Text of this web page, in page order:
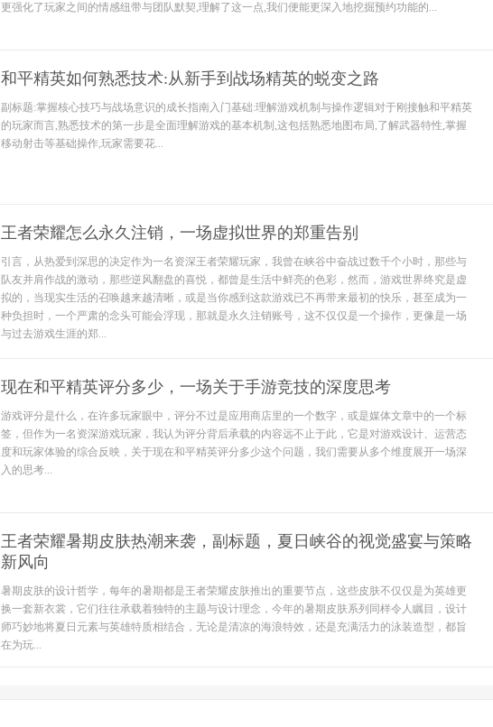
更强化了玩家之间的情感纽带与团队默契,理解了这一点,我们便能更深入地挖掘预约功能的...
和平精英如何熟悉技术:从新手到战场精英的蜕变之路
副标题:掌握核心技巧与战场意识的成长指南入门基础:理解游戏机制与操作逻辑对于刚接触和平精英
的玩家而言,熟悉技术的第一步是全面理解游戏的基本机制,这包括熟悉地图布局,了解武器特性,掌握
移动射击等基础操作,玩家需要花...
王者荣耀怎么永久注销，一场虚拟世界的郑重告别
引言，从热爱到深思的决定作为一名资深王者荣耀玩家，我曾在峡谷中奋战过数千个小时，那些与
队友并肩作战的激动，那些逆风翻盘的喜悦，都曾是生活中鲜亮的色彩，然而，游戏世界终究是虚
拟的，当现实生活的召唤越来越清晰，或是当你感到这款游戏已不再带来最初的快乐，甚至成为一
种负担时，一个严肃的念头可能会浮现，那就是永久注销账号，这不仅仅是一个操作，更像是一场
与过去游戏生涯的郑...
现在和平精英评分多少，一场关于手游竞技的深度思考
游戏评分是什么，在许多玩家眼中，评分不过是应用商店里的一个数字，或是媒体文章中的一个标
签，但作为一名资深游戏玩家，我认为评分背后承载的内容远不止于此，它是对游戏设计、运营态
度和玩家体验的综合反映，关于现在和平精英评分多少这个问题，我们需要从多个维度展开一场深
入的思考...
王者荣耀暑期皮肤热潮来袭，副标题，夏日峡谷的视觉盛宴与策略
新风向
暑期皮肤的设计哲学，每年的暑期都是王者荣耀皮肤推出的重要节点，这些皮肤不仅仅是为英雄更
换一套新衣裳，它们往往承载着独特的主题与设计理念，今年的暑期皮肤系列同样令人瞩目，设计
师巧妙地将夏日元素与英雄特质相结合，无论是清凉的海浪特效，还是充满活力的泳装造型，都旨
在为玩...